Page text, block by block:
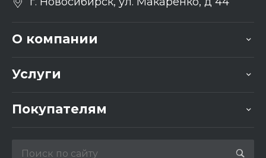
О компании
Услуги
Покупателям